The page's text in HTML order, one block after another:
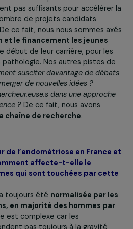
et les gynécologues de ville,
généralistes et les
ciblées, malgré une
fortement impulsée par
une sensibilisation continue
après avoir brisé le tabou de
de la sphère privée, nous
sein dela sphère
des entreprises.
nombre de projets candidats
De ce fait, nous nous sommes
et le financement les jeunes
la pathologie. Nos autres pistes
susciter davantage de
de nouvelles idées ?
Tout accepter